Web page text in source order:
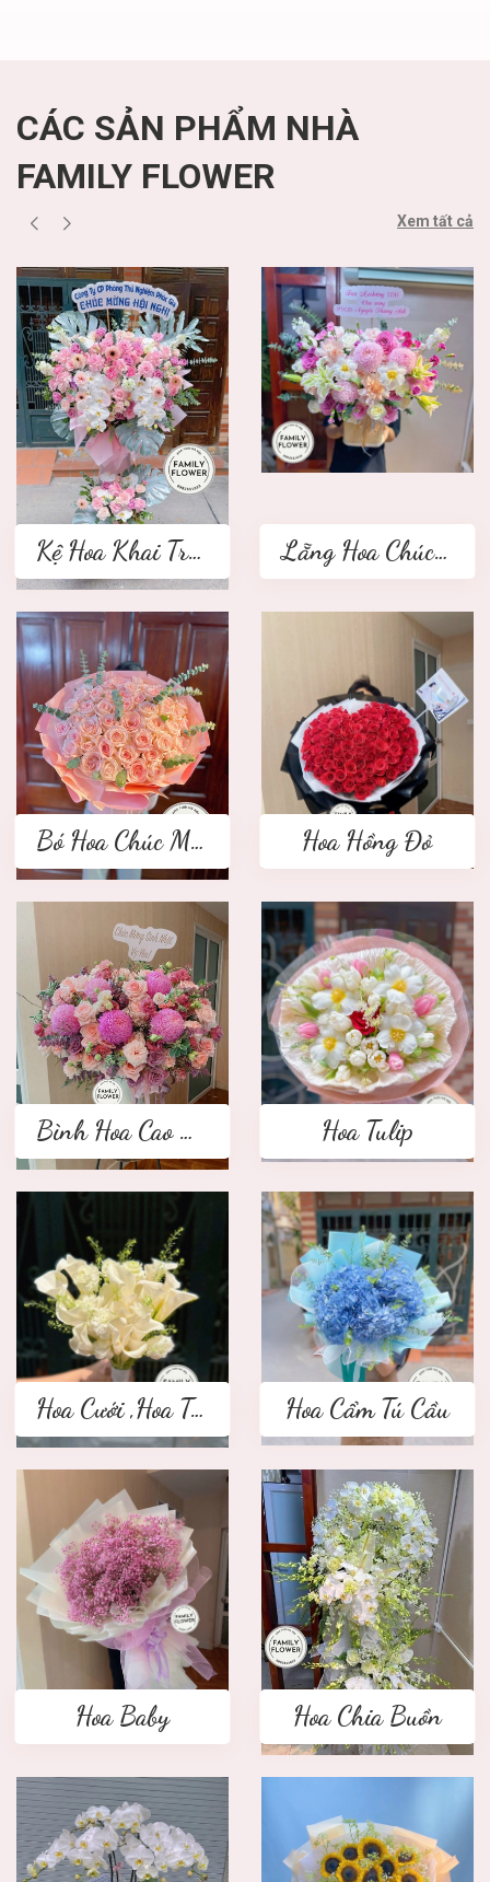
CÁC SẢN PHẨM NHÀ
FAMILY FLOWER
Xem tất cả
Kệ Hoa Khai Trương 2 tầng Lẵng Hoa Chúc Mừng
Bó Hoa Chúc Mừng Hoa Hồng Đỏ
Bình Hoa Cao Cấp Hoa Tulip
Hoa Cưới ,Hoa Tay Cầm Cô Dâu Hoa Cẩm Tú Cầu
Hoa Baby Hoa Chia Buồn